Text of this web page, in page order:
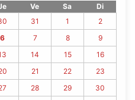
Ve Sa
Di
31 1
2
6 7 8
9
14 15
16
21 22
23
28 29 30